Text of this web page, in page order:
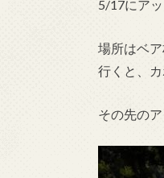
5/17にア
場所はベ
行くと、
その先の